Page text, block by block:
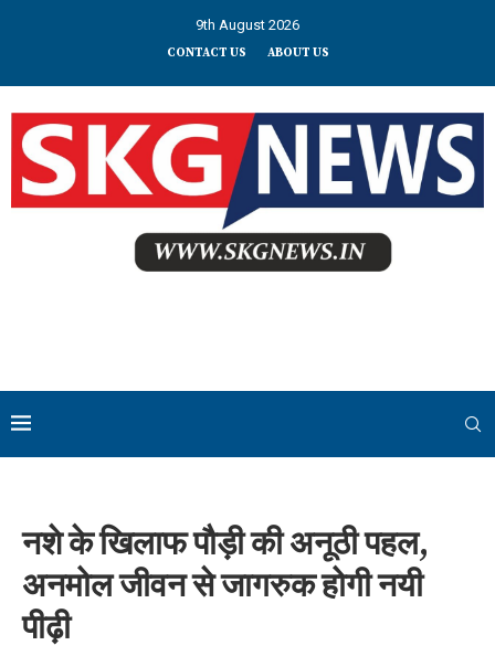
9th August 2026
CONTACT US ABOUT US
नशे के खिलाफ पौड़ी की अनूठी पहल,
अनमोल जीवन से जागरुक होगी नयी
पीढ़ी